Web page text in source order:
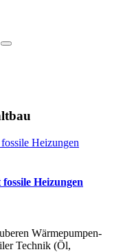
Heizungen
Wärmepumpen-
Technik (Öl,